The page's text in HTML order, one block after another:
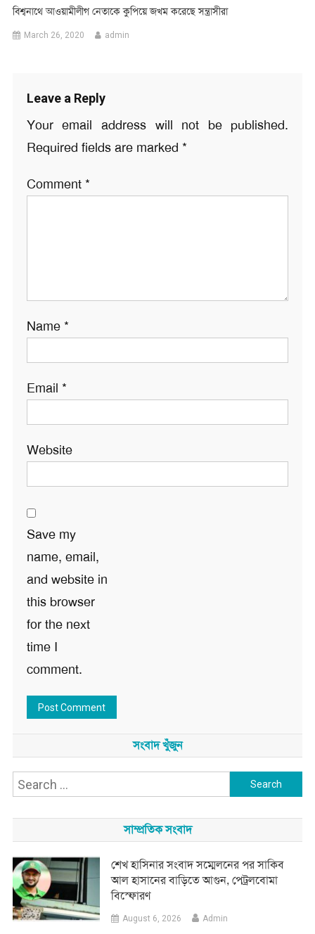
বিশ্বনাথে আওয়ামীলীগ নেতাকে কুপিয়ে জখম করেছে সন্ত্রাসীরা
March 26, 2020 admin
Leave a Reply
Your email address will not be published.
Required fields are marked *
Comment *
Name *
Email *
Website
Save my
name, email,
and website in
this browser
for the next
time I
comment.
সংবাদ খুঁজুন
Search
সাম্প্রতিক সংবাদ
শেখ হাসিনার সংবাদ সম্মেলনের পর সাকিব
আল হাসানের বাড়িতে আগুন, পেট্রলবোমা
বিস্ফোরণ
August 6, 2026 Admin